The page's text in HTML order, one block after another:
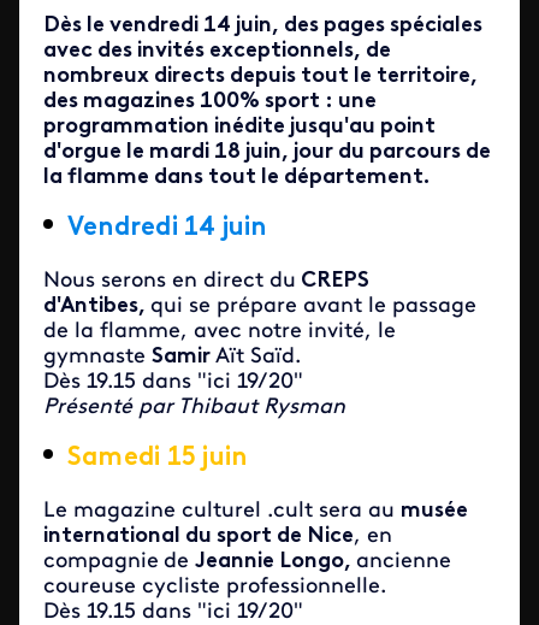
Dès le vendredi 14 juin, des pages spéciales
avec des invités exceptionnels, de
nombreux directs depuis tout le territoire,
des magazines 100% sport : une
programmation inédite jusqu'au point
d'orgue le mardi 18 juin, jour du parcours de
la flamme dans tout le département.
Vendredi 14 juin
Nous serons en direct du CREPS
d'Antibes, qui se prépare avant le passage
de la flamme, avec notre invité, le
gymnaste Samir Aït Saïd.
Dès 19.15 dans "ici 19/20"
Présenté par Thibaut Rysman
Samedi 15 juin
Le magazine culturel .cult sera au musée
international du sport de Nice, en
compagnie de Jeannie Longo, ancienne
coureuse cycliste professionnelle.
Dès 19.15 dans "ici 19/20"